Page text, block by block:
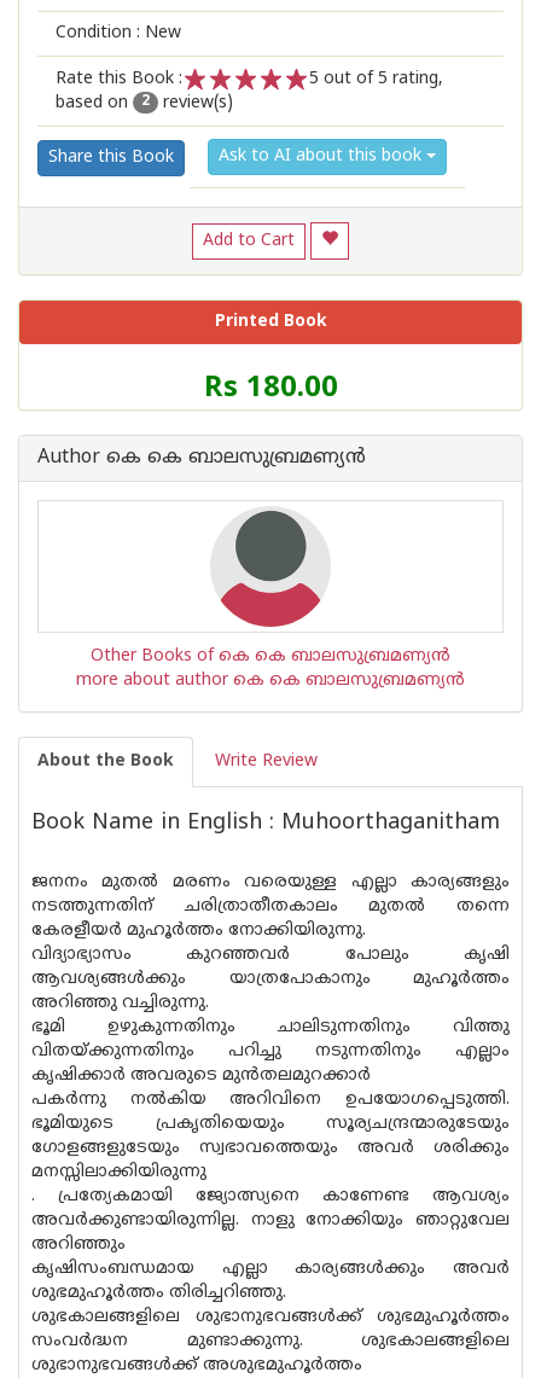
Condition : New
Rate this Book :
2
1
5 out of 5 rating,
based on
2 review(s)
Share this Book Ask to AI about this book
Add to Cart
Printed Book
Price
of
Book
Rs 180.00
Author കെ കെ ബാലസുബ്രമണ്യന്‍
Other Books of കെ കെ ബാലസുബ്രമണ്യന്‍
more about author കെ കെ ബാലസുബ്രമണ്യന്‍
About the Book Write Review
Book Name in English : Muhoorthaganitham
ജനനം മുതൽ മരണം വരെയുള്ള എല്ലാ കാര്യങ്ങളും
നടത്തുന്നതിന് ചരിത്രാതീതകാലം മുതൽ തന്നെ
കേരളീയർ മുഹൂർത്തം നോക്കിയിരുന്നു.
വിദ്യാഭ്യാസം കുറഞ്ഞവർ പോലും കൃഷി
ആവശ്യങ്ങൾക്കും യാത്രപോകാനും മുഹൂർത്തം
അറിഞ്ഞു വച്ചിരുന്നു.
ഭൂമി ഉഴുകുന്നതിനും ചാലിടുന്നതിനും വിത്തു
വിതയ്ക്കുന്നതിനും പറിച്ചു നടുന്നതിനും എല്ലാം
കൃഷിക്കാർ അവരുടെ മുൻതലമുറക്കാർ
പകർന്നു നൽകിയ അറിവിനെ ഉപയോഗപ്പെടുത്തി.
ഭൂമിയുടെ പ്രകൃതിയെയും സൂര്യചന്ദ്രന്മാരുടേയും
ഗോളങ്ങളുടേയും സ്വഭാവത്തെയും അവർ ശരിക്കും
മനസ്സിലാക്കിയിരുന്നു
. പ്രത്യേകമായി ജ്യോത്സ്യനെ കാണേണ്ട ആവശ്യം
അവർക്കുണ്ടായിരുന്നില്ല. നാളു നോക്കിയും ഞാറ്റുവേല
അറിഞ്ഞും
കൃഷിസംബന്ധമായ എല്ലാ കാര്യങ്ങൾക്കും അവർ
ശുഭമുഹൂർത്തം തിരിച്ചറിഞ്ഞു.
ശുഭകാലങ്ങളിലെ ശുഭാനുഭവങ്ങൾക്ക് ശുഭമുഹൂർത്തം
സംവർദ്ധന മുണ്ടാക്കുന്നു. ശുഭകാലങ്ങളിലെ
ശുഭാനുഭവങ്ങൾക്ക് അശുഭമുഹൂർത്തം